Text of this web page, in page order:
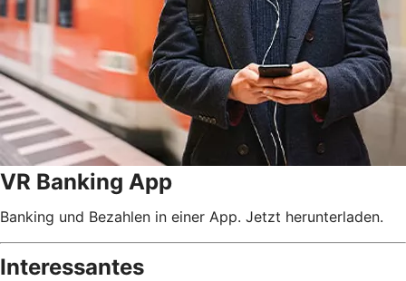
VR Banking App
Banking und Bezahlen in einer App. Jetzt herunterladen.
Interessantes